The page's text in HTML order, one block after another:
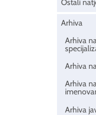
Ostali
Arhiva
Arhiva
Arhiva
Arhiva
Arhiva